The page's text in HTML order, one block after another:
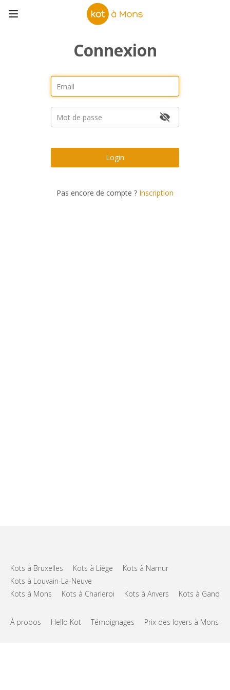
Connexion
Login
Pas encore de compte ? Inscription
Kots à Bruxelles Kots à Liège
Kots à Namur
Kots à Louvain-La-Neuve
Kots à Mons
Kots à Charleroi Kots à Anvers Kots à Gand
À propos Hello Kot Témoignages Prix des loyers à Mons